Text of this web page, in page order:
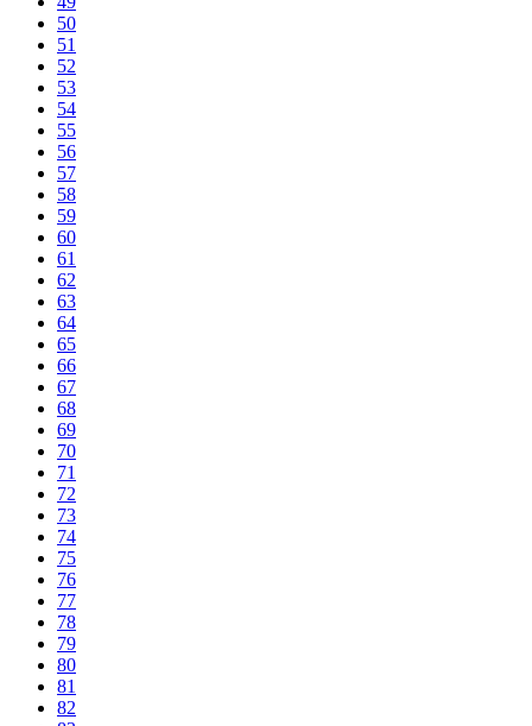
50
51
52
53
54
55
56
57
58
59
60
61
62
63
64
65
66
67
68
69
70
71
72
73
74
75
76
77
78
79
80
81
82